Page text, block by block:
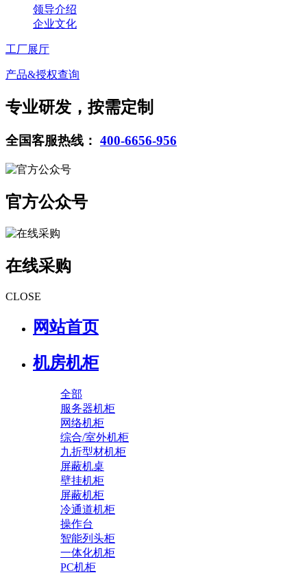
领导介绍
企业文化
工厂展厅
产品&授权查询
专业研发，按需定制
全国客服热线： 400-6656-956
官方公众号
在线采购
CLOSE
网站首页
机房机柜
全部
服务器机柜
网络机柜
综合/室外机柜
九折型材机柜
屏蔽机桌
壁挂机柜
屏蔽机柜
冷通道机柜
操作台
智能列头柜
一体化机柜
PC机柜